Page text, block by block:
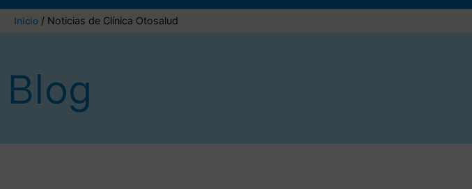
Inicio / Noticias de Clínica Otosalud
Blog